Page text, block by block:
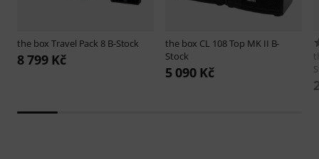
the boxTravel Pack 8 B-Stock
8 799 Kč
the box CL 108 Top MK II B-
Stock
5 090 Kč